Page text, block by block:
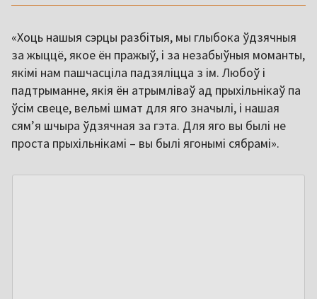
«Хоць нашыя сэрцы разбітыя, мы глыбока ўдзячныя
за жыццё, якое ён пражыў, і за незабыўныя моманты,
якімі нам пашчасціла падзяліцца з ім. Любоў і
падтрыманне, якія ён атрымліваў ад прыхільнікаў па
ўсім свеце, вельмі шмат для яго значылі, і нашая
сям’я шчыра ўдзячная за гэта. Для яго вы былі не
проста прыхільнікамі – вы былі ягонымі сябрамі».